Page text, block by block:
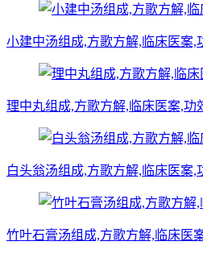
小建中汤组成,方歌方解,临床医案,
理中丸组成,方歌方解,临床医案,功
白头翁汤组成,方歌方解,临床医案,
竹叶石膏汤组成,方歌方解,临床医